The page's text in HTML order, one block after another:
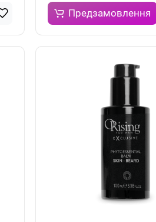
Предзамовлення